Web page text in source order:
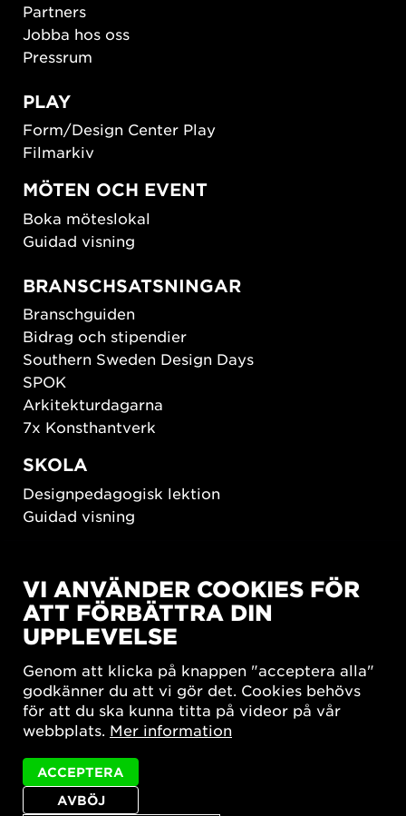
Partners
Jobba hos oss
Pressrum
PLAY
Form/Design Center Play
Filmarkiv
MÖTEN OCH EVENT
Boka möteslokal
Guidad visning
BRANSCHSATSNINGAR
Branschguiden
Bidrag och stipendier
Southern Sweden Design Days
SPOK
Arkitekturdagarna
7x Konsthantverk
SKOLA
Designpedagogisk lektion
Guidad visning
New European Bauhaus
SUSTAINORDIC
Share Future Living
What Matter_s
Integritetspolicy
VI ANVÄNDER COOKIES FÖR
ATT FÖRBÄTTRA DIN
UPPLEVELSE
Genom att klicka på knappen "acceptera alla"
godkänner du att vi gör det. Cookies behövs
för att du ska kunna titta på videor på vår
webbplats. Mer information
AVBÖJ
ACCEPTERA